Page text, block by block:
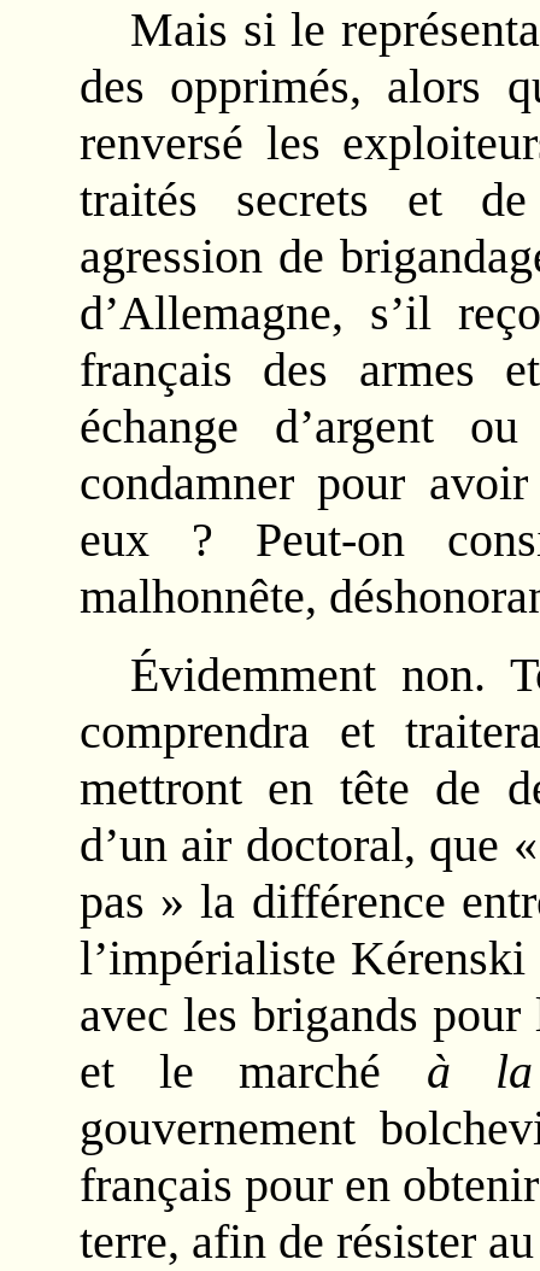
Mais si le
des opprimés, alors
renversé les
traités secrets et
agression de
d’Allemagne, s’il
français des armes
échange d’argent
condamner pour
eux ? Peut-on
malhonnête,
Évidemment non.
comprendra et
mettront en tête de
d’un air doctoral, que
pas » la différence
l’impérialiste Kérenski
avec les brigands
et le marché à la
gouvernement
français pour en
terre, afin de résister